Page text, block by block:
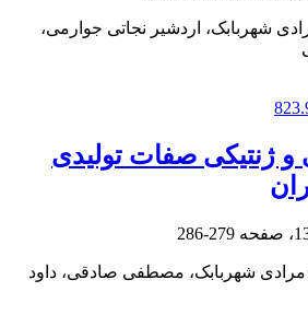
شهربابک، اردشیر نجاتی جوارمی،
و ژنتیکی صفات تولیدی
279-286
شهربابک، مصطفی صادقی، داود